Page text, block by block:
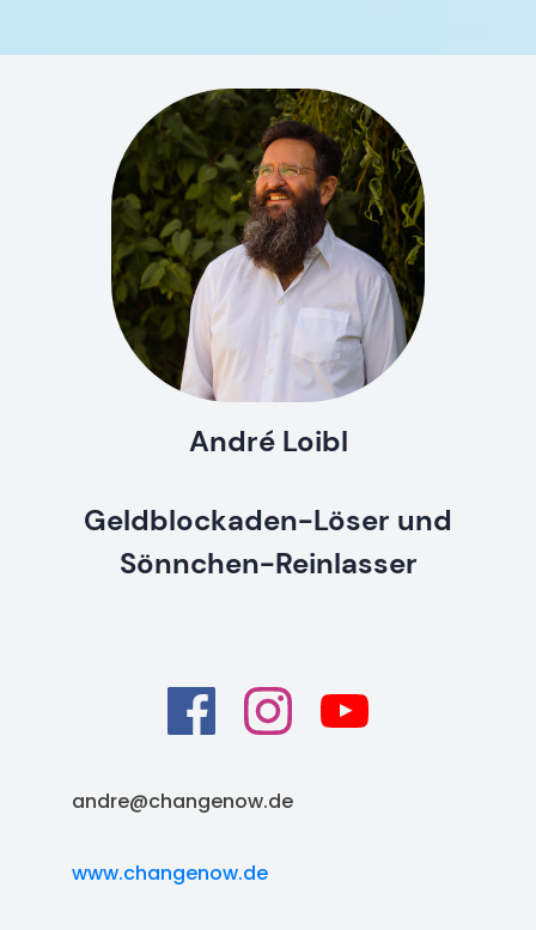
André Loibl
Geldblockaden-Löser und
Sönnchen-Reinlasser
andre@changenow.de
www.changenow.de